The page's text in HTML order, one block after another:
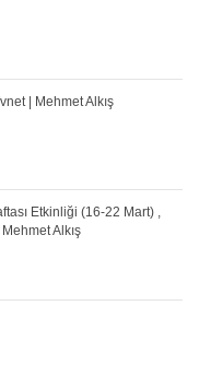
| Mehmet Alkış
Etkinliği (16-22 Mart) ,
Alkış